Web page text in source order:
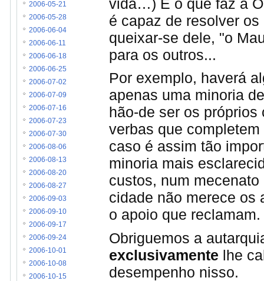
vida…) E o que faz a
é capaz de resolver
queixar-se dele, "o
para os outros...
Por exemplo, haverá
apenas uma minoria
hão-de ser os
verbas que
caso é assim tão
minoria mais
custos, num
cidade não merece os
o apoio que reclamam.
Obriguemos a
exclusivamente lhe
desempenho nisso.
2006-05-21
2006-05-28
2006-06-04
2006-06-11
2006-06-18
2006-06-25
2006-07-02
2006-07-09
2006-07-16
2006-07-23
2006-07-30
2006-08-06
2006-08-13
2006-08-20
2006-08-27
2006-09-03
2006-09-10
2006-09-17
2006-09-24
2006-10-01
2006-10-08
2006-10-15